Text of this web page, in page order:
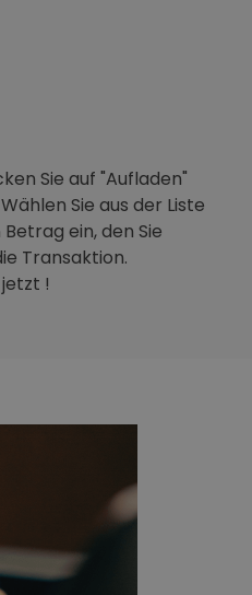
Sie auf "Aufladen"
Sie aus der Liste
ein, den Sie
Transaktion.
!